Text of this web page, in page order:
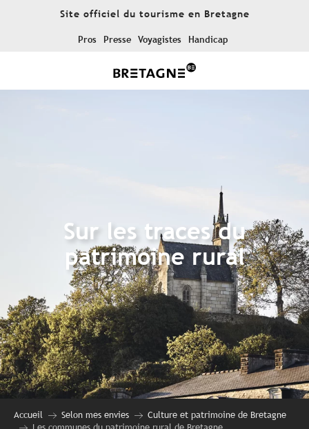
Site officiel du tourisme en Bretagne
Pros Presse Voyagistes Handicap
Sur les traces du
patrimoine rural
Accueil Selon mes envies
Culture et patrimoine de Bretagne